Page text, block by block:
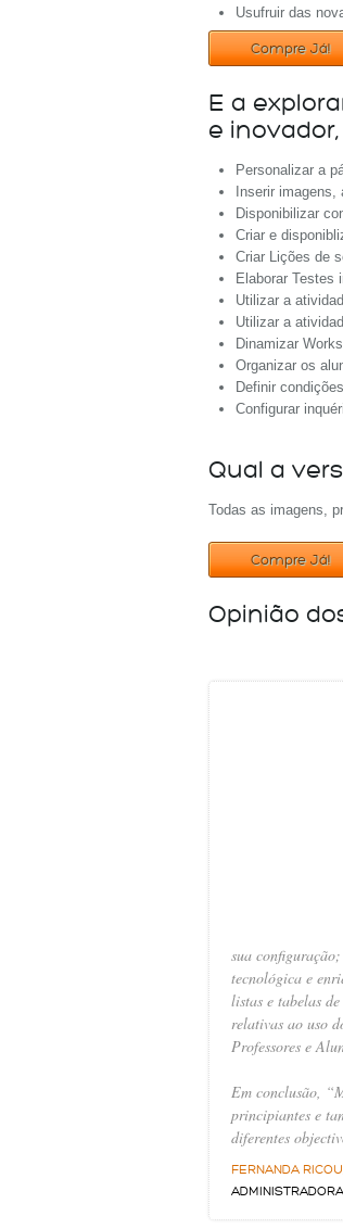
Usufruir das
Compre Já!
E a
e
Personalizar a
Inserir
Disponibilizar
Criar e
Criar Lições de
Elaborar Testes
Utilizar a
Utilizar a
Dinamizar
Organizar os
Definir
Configurar
Qual a
Todas as imagens,
Compre Já!
Opinião
sua
tecnológica e
listas e tabelas
relativas ao uso
Professores e
Em conclusão, “
principiantes e
diferentes
FERNANDA